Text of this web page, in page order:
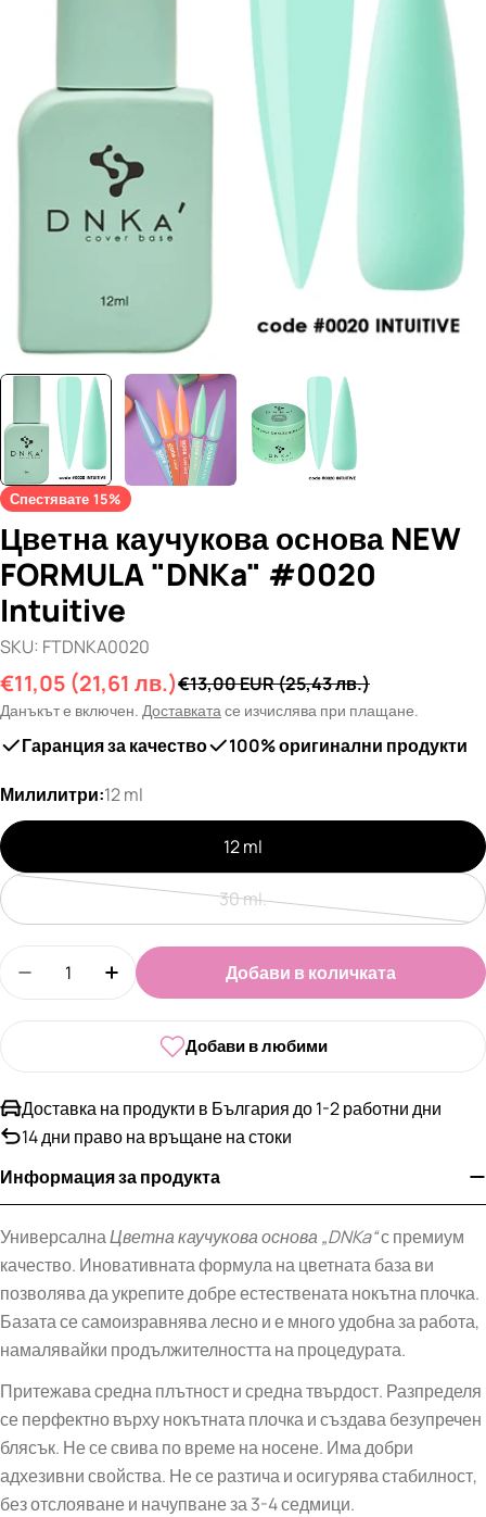
медия 0 в прозорец
Спестявате 15%
Цветна каучукова основа NEW
FORMULA "DNKa" #0020
Intuitive
SKU: FTDNKA0020
Промо
цена
€11,05 (21,61 лв.)
Редовна
цена
€13,00 EUR(25,43 лв.)
Данъкът е включен. Доставката се изчислява при плащане.
Гаранция за качество 100% оригинални продукти
Милилитри:12 ml
12 ml
30 ml.
Очаквайте
Намали количеството за Цветна каучукова
Увеличи количеството за Цветна
Добави в количката
Добави в любими
Доставка на продукти в България до 1-2 работни дни
14 дни право на връщане на стоки
Информация за продукта
УниверсалнаЦветна каучукова основа„DNKa“с премиум
качество. Иновативната формула на цветната база ви
позволява да укрепите добре естествената нокътна плочка.
Базата се самоизравнява лесно и е много удобна за работа,
намалявайки продължителността на процедурата.
Притежава средна плътност и средна твърдост. Разпределя
се перфектно върху нокътната плочка и създава безупречен
блясък. Не се свива по време на носене. Има добри
адхезивни свойства. Не се разтича и осигурява стабилност,
без отслояване и начупване за 3-4 седмици.